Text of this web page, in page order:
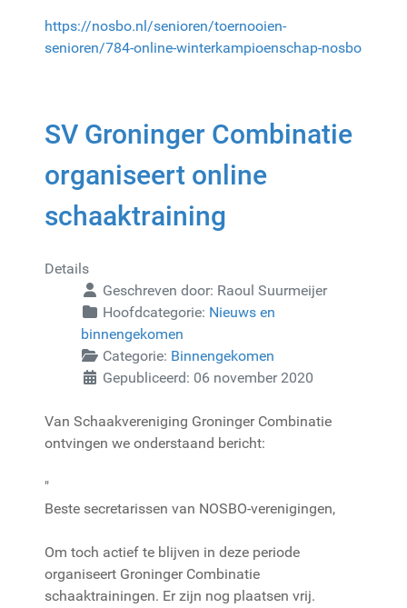
https://nosbo.nl/senioren/toernooien-
senioren/784-online-winterkampioenschap-nosbo
SV Groninger Combinatie
organiseert online
schaaktraining
Details
Geschreven door: Raoul Suurmeijer
Hoofdcategorie: Nieuws en
binnengekomen
Categorie: Binnengekomen
Gepubliceerd: 06 november 2020
Van Schaakvereniging Groninger Combinatie
ontvingen we onderstaand bericht:
"
Beste secretarissen van NOSBO-verenigingen,
Om toch actief te blijven in deze periode
organiseert Groninger Combinatie
schaaktrainingen. Er zijn nog plaatsen vrij.